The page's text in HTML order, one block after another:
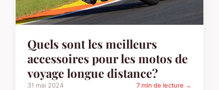
Quels sont les meilleurs
accessoires pour les motos de
voyage longue distance?
31 mai 2024 7 min de lecture →